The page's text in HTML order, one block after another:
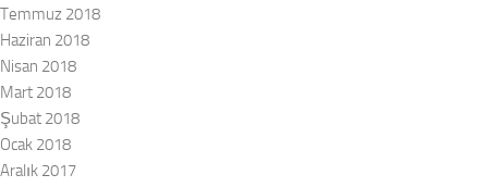
Temmuz 2018
Haziran 2018
Nisan 2018
Mart 2018
Şubat 2018
Ocak 2018
Aralık 2017